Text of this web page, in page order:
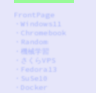
FrontPage
Windows11
Chromebook
Random
機械学習
さくらVPS
Fedora13
SuSe10
Docker